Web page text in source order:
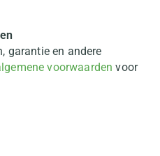
garantie en andere
voorwaarden voor